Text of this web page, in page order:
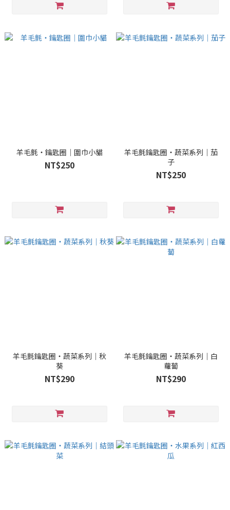
羊毛氈・鑰匙圈｜圍巾小貓
NT$250
羊毛氈鑰匙圈・蔬菜系列｜茄
子
NT$250
羊毛氈鑰匙圈・蔬菜系列｜秋
葵
NT$290
羊毛氈鑰匙圈・蔬菜系列｜白
蘿蔔
NT$290